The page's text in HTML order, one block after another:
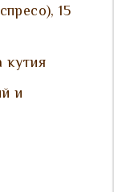
15
кутия
и